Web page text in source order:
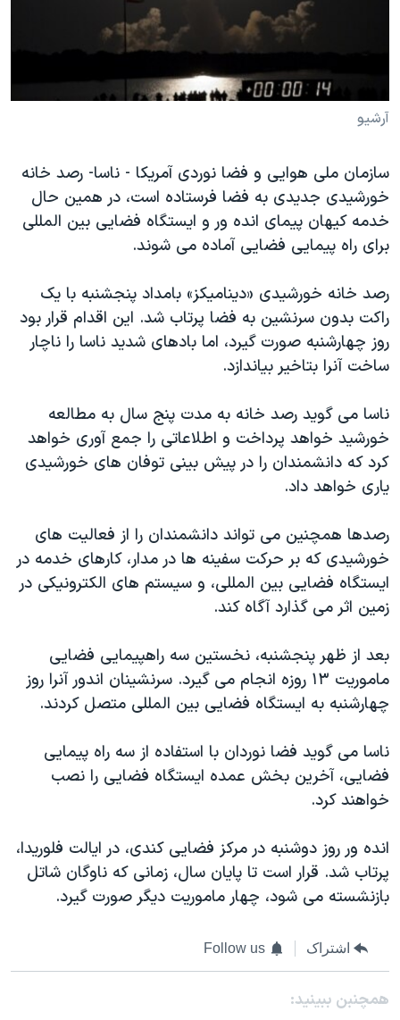
فرهنگ و زندگی
اقتصادی
علم و فناوری
گالری عکس
آرشیو پخش زنده
انتخابات ریاست جمهوری آمریکا ۲۰۲۴
حمله جمهوری اسلامی به اسرائیل
رمز مهسا
اعتراضات زن، زندگی، آزادی
مجموعه مستندهای دادخواهی
تریبونال مردمی آبان ۹۸
چهل سال گروگان‌گیری
قانون شفافیت دارائی کادر رهبری ایران
اعتراضات مردمی آبان ۹۸
اسرائیل در جنگ
نرگس محمدی برنده جایزه نوبل صلح
همایش محافظه‌کاران آمریکا «سی‌پک»
صفحه‌های ویژه
سفر پرزیدنت ترامپ به چین
آرشیو
سازمان ملی هوایی و فضا نوردی آمریکا - ناسا- رصد خانه
خورشیدی جدیدی به فضا فرستاده است، در همین حال
خدمه کیهان پیمای انده ور و ایستگاه فضایی بین المللی
برای راه پیمایی فضایی آماده می شوند.
رصد خانه خورشیدی «دینامیکز» بامداد پنجشنبه با یک
راکت بدون سرنشین به فضا پرتاب شد. این اقدام قرار بود
روز چهارشنبه صورت گیرد، اما بادهای شدید ناسا را ناچار
ساخت آنرا بتاخیر بیاندازد.
ناسا می گوید رصد خانه به مدت پنج سال به مطالعه
خورشید خواهد پرداخت و اطلاعاتی را جمع آوری خواهد
کرد که دانشمندان را در پیش بینی توفان های خورشیدی
یاری خواهد داد.
رصدها همچنین می تواند دانشمندان را از فعالیت های
خورشیدی که بر حرکت سفینه ها در مدار، کارهای خدمه در
ایستگاه فضایی بین المللی، و سیستم های الکترونیکی در
زمین اثر می گذارد آگاه کند.
بعد از ظهر پنجشنبه، نخستین سه راهپیمایی فضایی
ماموریت ۱۳ روزه انجام می گیرد. سرنشینان اندور آنرا روز
چهارشنبه به ایستگاه فضایی بین المللی متصل کردند.
ناسا می گوید فضا نوردان با استفاده از سه راه پیمایی
فضایی، آخرین بخش عمده ایستگاه فضایی را نصب
خواهند کرد.
انده ور روز دوشنبه در مرکز فضایی کندی، در ایالت فلوریدا،
پرتاب شد. قرار است تا پایان سال، زمانی که ناوگان شاتل
بازنشسته می شود، چهار ماموریت دیگر صورت گیرد.
اشتراک Follow us
همچنبن ببینید: